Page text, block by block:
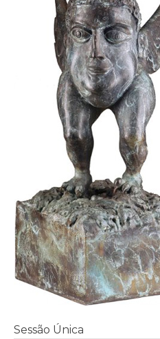
Sessão Única